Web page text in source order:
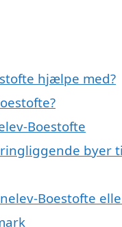
hjælpe med?
Boestofte
byer
Boestofte